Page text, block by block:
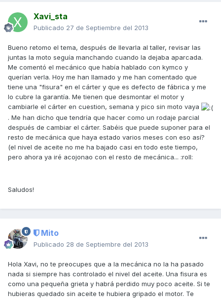
Xavi_sta
Publicado 27 de Septiembre del 2013
Bueno retomo el tema, después de llevarla al taller, revisar las
juntas la moto seguía manchando cuando la dejaba aparcada.
Me comentó el mecánico que había hablado con kymco y
querían verla. Hoy me han llamado y me han comentado que
tiene una "fisura" en el cárter y que es defecto de fábrica y me
lo cubre la garantía. Me tienen que desmontar el motor y
cambiarle el cárter en cuestion, semana y pico sin moto vaya
. Me han dicho que tendría que hacer como un rodaje parcial
después de cambiar el cárter. Sabéis que puede suponer para el
resto de mecánica que haya estado varios meses con eso así?
(el nivel de aceite no me ha bajado casi en todo este tiempo,
pero ahora ya iré acojonao con el resto de mecánica... :roll:
Saludos!
Mito
Publicado 28 de Septiembre del 2013
Hola Xavi, no te preocupes que a la mecánica no la ha pasado
nada si siempre has controlado el nivel del aceite. Una fisura es
como una pequeña grieta y habrá perdido muy poco aceite. Si te
hubieras quedado sin aceite te hubiera gripado el motor. Te